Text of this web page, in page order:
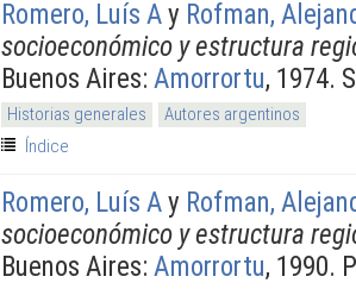
Romero, Luís Ay Rofman,
socioeconómico y estructura
Buenos Aires: Amorrortu, 1974.
Historias generales
Autores argentinos
Índice
Romero, Luís Ay Rofman,
socioeconómico y estructura
Buenos Aires: Amorrortu, 1990.